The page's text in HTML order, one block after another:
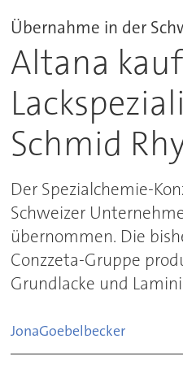
Übernahme in der
Altana
Schmid
Der Spezialchemie-
Schweizer
übernommen. Die
Conzzeta-Gruppe
Grundlacke und
JonaGoebelbecker